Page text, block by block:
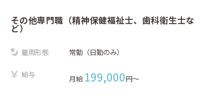
その他専門職（精神保健福祉士、歯科衛生士な
ど）
雇用形態 常勤（日勤のみ）
給与 月給 199,000円〜